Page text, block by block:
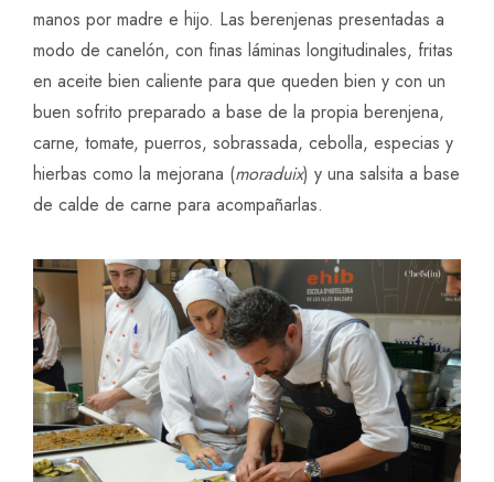
manos por madre e hijo. Las berenjenas presentadas a
modo de canelón, con finas láminas longitudinales, fritas
en aceite bien caliente para que queden bien y con un
buen sofrito preparado a base de la propia berenjena,
carne, tomate, puerros, sobrassada, cebolla, especias y
hierbas como la mejorana (moraduix) y una salsita a base
de calde de carne para acompañarlas.